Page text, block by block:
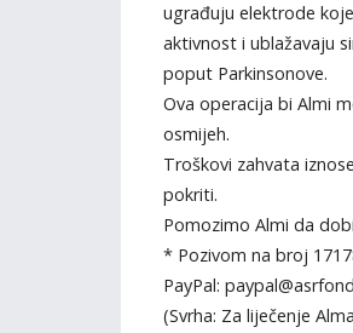
ugrađuju elektrode
aktivnost i ublažavaju
poput Parkinsonove.
Ova operacija bi Almi
osmijeh.
Troškovi zahvata
pokriti.
Pomozimo Almi da
* Pozivom na broj
PayPal:
(Svrha: Za liječenje